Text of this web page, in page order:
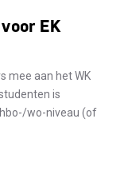
EK
mee aan het WK
is
wo-niveau (of